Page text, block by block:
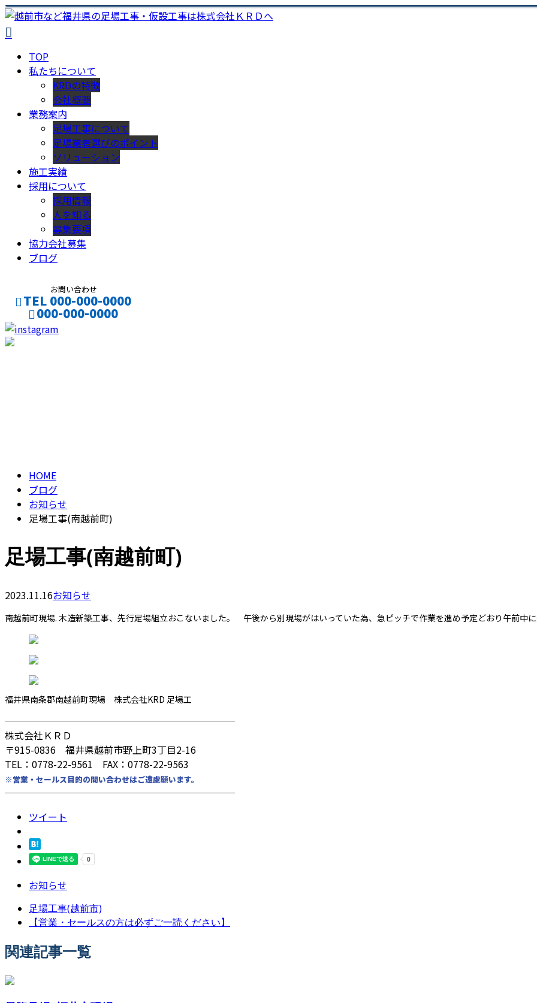
TOP
私たちについて
KRDの特徴
会社概要
業務案内
足場工事について
足場業者選びのポイント
ソリューション
施工実績
採用について
採用情報
人を知る
募集要項
協力会社募集
ブログ
お問い合わせ
TEL 000-000-0000
000-000-0000
HOME
ブログ
お知らせ
足場工事(南越前町)
足場工事(南越前町)
2023.11.16お知らせ
南越前町現場. 木造新築工事、先行足場組立おこないました。 午後から別現場がはいっていた為、急ピッチで作業を進め予定どおり午前中に
福井県南条郡南越前町現場 株式会社KRD 足場工
────────────────────────
株式会社ＫＲＤ
〒915-0836 福井県越前市野上町3丁目2-16
TEL：0778-22-9561 FAX：0778-22-9563
※営業・セールス目的の問い合わせはご遠慮願います。
────────────────────────
ツイート
お知らせ
足場工事(越前市)
【営業・セールスの方は必ずご一読ください】
関連記事一覧